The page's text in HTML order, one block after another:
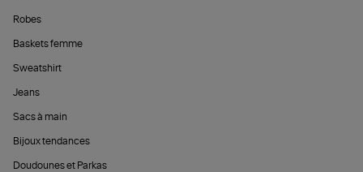
Robes
Baskets femme
Sweatshirt
Jeans
Sacs à main
Bijoux tendances
Doudounes et Parkas